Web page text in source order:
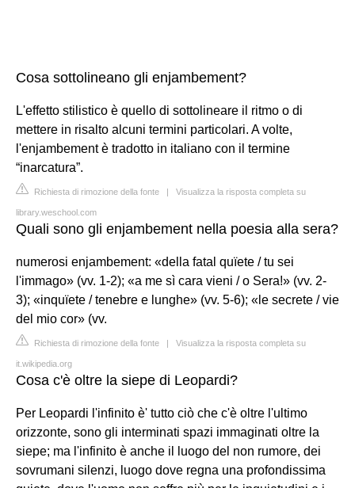
Cosa sottolineano gli enjambement?
L'effetto stilistico è quello di sottolineare il ritmo o di
mettere in risalto alcuni termini particolari. A volte,
l'enjambement è tradotto in italiano con il termine
“inarcatura”.
Richiesta di rimozione della fonte | Visualizza la risposta completa su
library.weschool.com
Quali sono gli enjambement nella poesia alla sera?
numerosi enjambement: «della fatal quïete / tu sei
l'immago» (vv. 1-2); «a me sì cara vieni / o Sera!» (vv. 2-
3); «inquïete / tenebre e lunghe» (vv. 5-6); «le secrete / vie
del mio cor» (vv.
Richiesta di rimozione della fonte | Visualizza la risposta completa su
it.wikipedia.org
Cosa c'è oltre la siepe di Leopardi?
Per Leopardi l'infinito è' tutto ciò che c'è oltre l'ultimo
orizzonte, sono gli interminati spazi immaginati oltre la
siepe; ma l'infinito è anche il luogo del non rumore, dei
sovrumani silenzi, luogo dove regna una profondissima